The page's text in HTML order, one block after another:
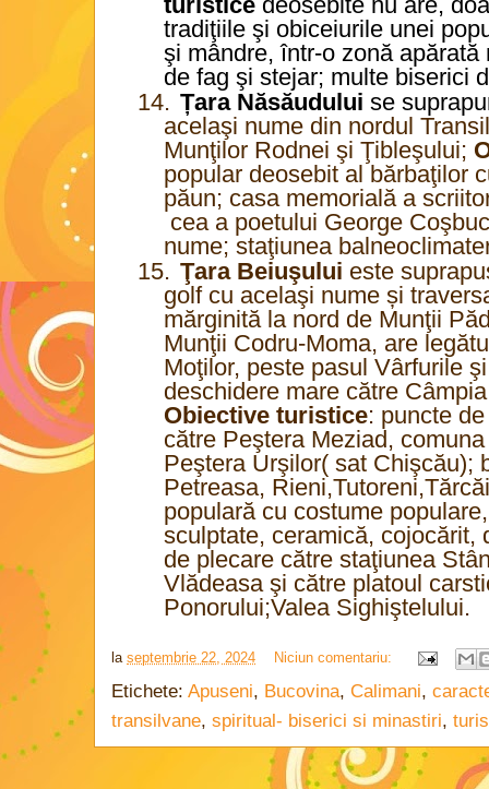
tradiţiile şi obiceiurile unei
şi mândre, într-o zonă
de fag şi stejar; multe biserici
14. Țara Năsăudului se
acelaşi nume din nordul
Munţilor Rodnei şi Ţibleşului;
popular deosebit al bărbaţilor
păun; casa memorială a
cea a poetului George
nume; staţiunea
15. Ţara Beiuşului este
golf cu acelaşi nume și
mărginită la nord de Munţii
Munţii Codru-Moma, are
Moţilor, peste pasul Vârfurile
deschidere mare către
Obiective turistice: puncte
către Peştera Meziad,
Peştera Urşilor( sat Chişcău);
Petreasa,
populară cu costume
sculptate, ceramică, cojocărit,
de plecare către staţiunea
Vlădeasa şi către platoul
Ponorului;Valea Sighiştelului.
la septembrie 22, 2024 Niciun comentariu:
Etichete: Apuseni, Bucovina, Calimani,
transilvane, spiritual- biserici si minastiri,